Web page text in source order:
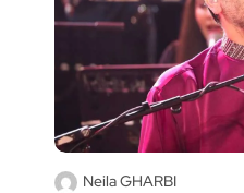
Neila GHARBI